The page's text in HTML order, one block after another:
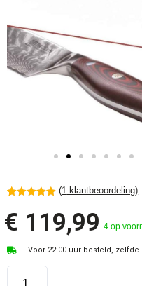
5.00
op 5
gebaseerd
op
klant
(1 klantbeoordeling)
€ 119,99 4 op
Voor 22:00 uur besteld,